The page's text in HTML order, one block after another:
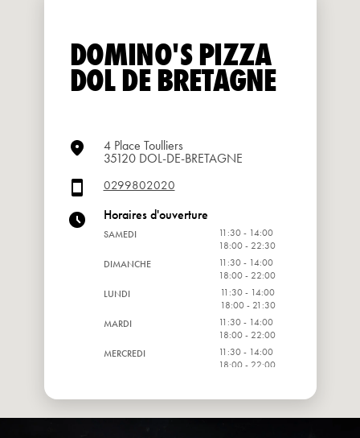
DOMINO'S PIZZA
DOL DE BRETAGNE
4 Place Toulliers
35120 DOL-DE-BRETAGNE
0299802020
Horaires d'ouverture
SAMEDI
11:30 - 14:00
18:00 - 22:30
DIMANCHE
11:30 - 14:00
18:00 - 22:00
LUNDI
11:30 - 14:00
18:00 - 21:30
MARDI
11:30 - 14:00
18:00 - 22:00
MERCREDI
11:30 - 14:00
18:00 - 22:00